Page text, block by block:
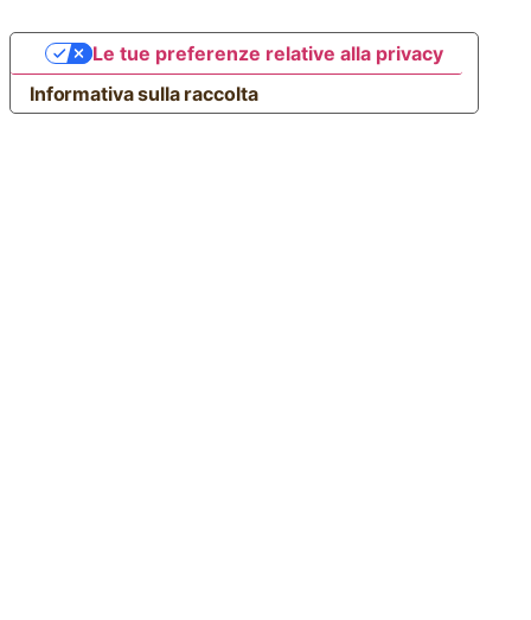
Informativa sulla raccolta
Le tue preferenze relative alla privacy